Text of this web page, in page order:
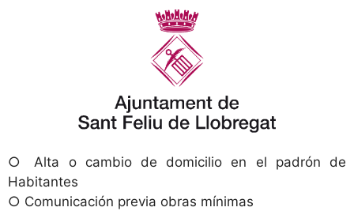
○ Alta o cambio de domicilio en el padrón de
Habitantes
○ Comunicación previa obras mínimas